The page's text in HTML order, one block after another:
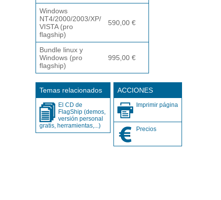
Windows
NT4/2000/2003/XP/
VISTA (pro
flagship)
590,00 €
Bundle linux y
Windows (pro
flagship)
995,00 €
Temas relacionados
El CD de
FlagShip (demos,
versión personal
gratis, herramientas,...)
ACCIONES
Imprimir página
Precios